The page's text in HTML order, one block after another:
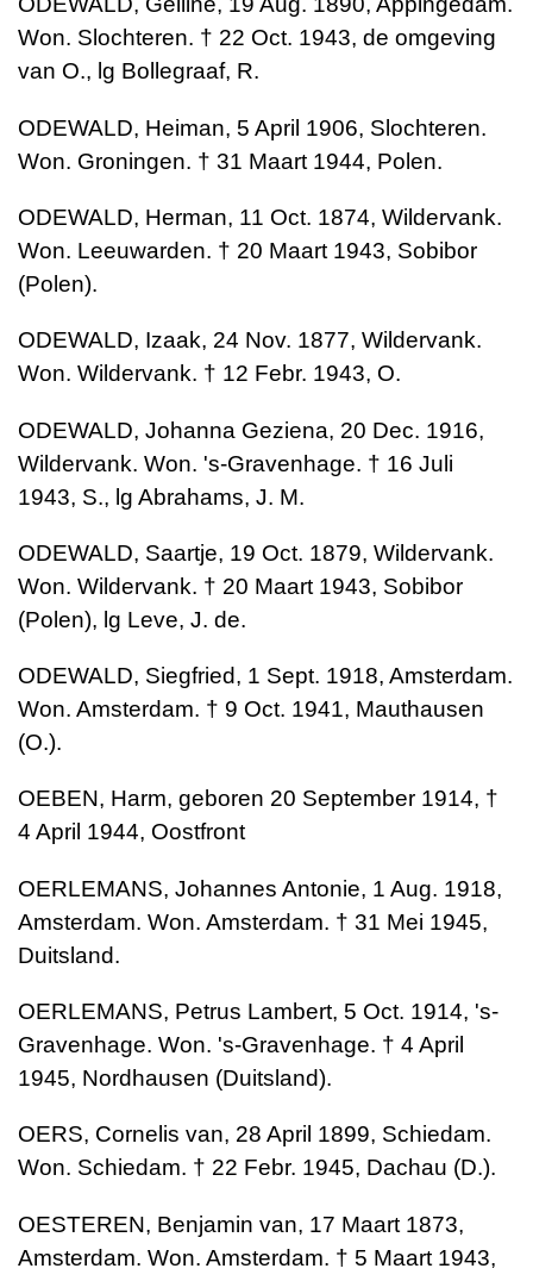
Won. Slochteren. † 22 Oct. 1943, de omgeving
van O., lg Bollegraaf, R.
ODEWALD, Heiman, 5 April 1906, Slochteren.
Won. Groningen. † 31 Maart 1944, Polen.
ODEWALD, Herman, 11 Oct. 1874, Wildervank.
Won. Leeuwarden. † 20 Maart 1943, Sobibor
(Polen).
ODEWALD, Izaak, 24 Nov. 1877, Wildervank.
Won. Wildervank. † 12 Febr. 1943, O.
ODEWALD, Johanna Geziena, 20 Dec. 1916,
Wildervank. Won. 's-Gravenhage. † 16 Juli
1943, S., lg Abrahams, J. M.
ODEWALD, Saartje, 19 Oct. 1879, Wildervank.
Won. Wildervank. † 20 Maart 1943, Sobibor
(Polen), lg Leve, J. de.
ODEWALD, Siegfried, 1 Sept. 1918, Amsterdam.
Won. Amsterdam. † 9 Oct. 1941, Mauthausen
(O.).
OEBEN, Harm, geboren 20 September 1914, †
4 April 1944, Oostfront
OERLEMANS, Johannes Antonie, 1 Aug. 1918,
Amsterdam. Won. Amsterdam. † 31 Mei 1945,
Duitsland.
OERLEMANS, Petrus Lambert, 5 Oct. 1914, 's-
Gravenhage. Won. 's-Gravenhage. † 4 April
1945, Nordhausen (Duitsland).
OERS, Cornelis van, 28 April 1899, Schiedam.
Won. Schiedam. † 22 Febr. 1945, Dachau (D.).
OESTEREN, Benjamin van, 17 Maart 1873,
Amsterdam. Won. Amsterdam. † 5 Maart 1943,